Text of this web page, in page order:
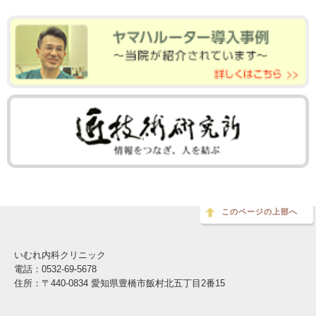
このページの上部へ
いむれ内科クリニック
電話：0532-69-5678
住所：〒440-0834 愛知県豊橋市飯村北五丁目2番15